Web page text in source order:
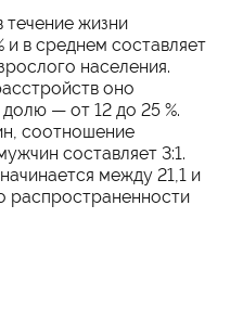
течение жизни
и в среднем составляет
населения.
оно
— от 12 до 25 %.
соотношение
составляет 3:1.
между 21,1 и
распространенности